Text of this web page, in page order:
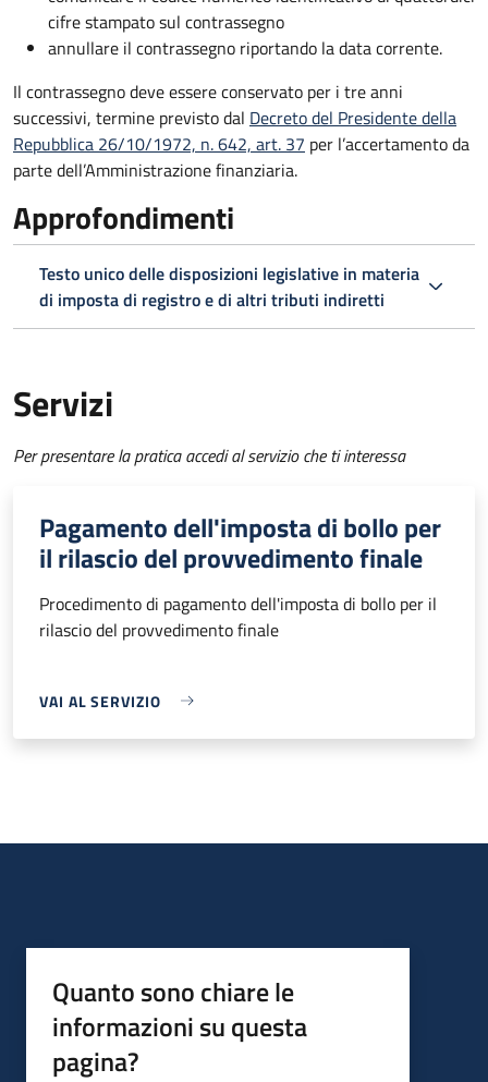
cifre stampato sul contrassegno
annullare il contrassegno riportando la data corrente.
Il contrassegno deve essere conservato per i tre anni
successivi, termine previsto dal Decreto del Presidente della
Repubblica 26/10/1972, n. 642, art. 37 per l’accertamento da
parte dell’Amministrazione finanziaria.
Approfondimenti
Testo unico delle disposizioni legislative in materia
di imposta di registro e di altri tributi indiretti
Servizi
Per presentare la pratica accedi al servizio che ti interessa
Pagamento dell'imposta di bollo per
il rilascio del provvedimento finale
Procedimento di pagamento dell'imposta di bollo per il
rilascio del provvedimento finale
VAI AL SERVIZIO
Quanto sono chiare le
informazioni su questa
pagina?